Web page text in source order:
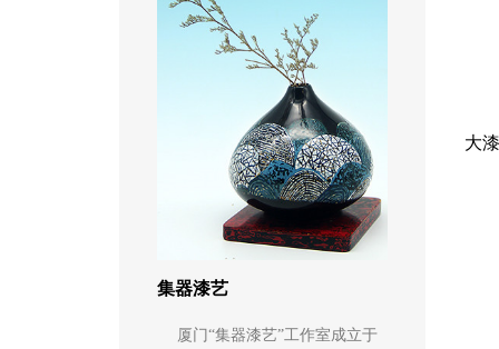
集器漆艺
厦门“集器漆艺”工作室成立于
大